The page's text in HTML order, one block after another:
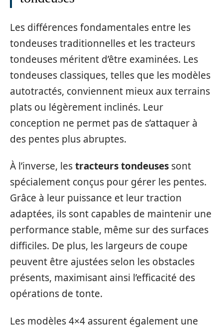
Les différences fondamentales entre les
tondeuses traditionnelles et les tracteurs
tondeuses méritent d’être examinées. Les
tondeuses classiques, telles que les modèles
autotractés, conviennent mieux aux terrains
plats ou légèrement inclinés. Leur
conception ne permet pas de s’attaquer à
des pentes plus abruptes.
À l’inverse, lestracteurs tondeuses sont
spécialement conçus pour gérer les pentes.
Grâce à leur puissance et leur traction
adaptées, ils sont capables de maintenir une
performance stable, même sur des surfaces
difficiles. De plus, les largeurs de coupe
peuvent être ajustées selon les obstacles
présents, maximisant ainsi l’efficacité des
opérations de tonte.
Les modèles 4×4 assurent également une